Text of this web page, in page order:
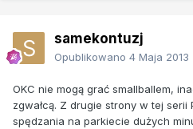
samekontuzj
Opublikowano 4 Maja 2013
OKC nie mogą grać smallballem,
zgwałcą. Z drugie strony w tej serii
spędzania na parkiecie dużych